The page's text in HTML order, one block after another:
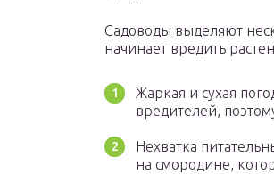
Садоводы выделяют
начинает вредить
Жаркая и сухая
вредителей,
Нехватка
на смородине,